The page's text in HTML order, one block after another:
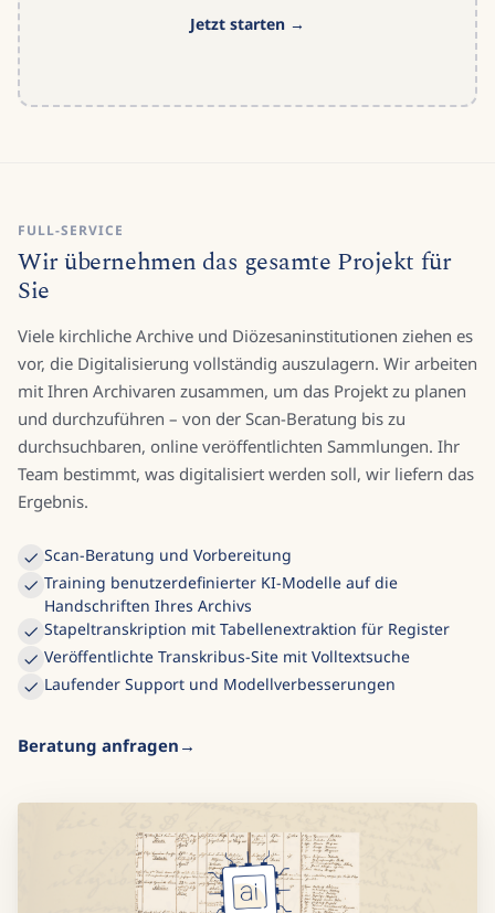
Jetzt starten
FULL-SERVICE
Wir übernehmen das gesamte Projekt für
Sie
Viele kirchliche Archive und Diözesaninstitutionen ziehen es
vor, die Digitalisierung vollständig auszulagern. Wir arbeiten
mit Ihren Archivaren zusammen, um das Projekt zu planen
und durchzuführen – von der Scan-Beratung bis zu
durchsuchbaren, online veröffentlichten Sammlungen. Ihr
Team bestimmt, was digitalisiert werden soll, wir liefern das
Ergebnis.
Scan-Beratung und Vorbereitung
Training benutzerdefinierter KI-Modelle auf die
Handschriften Ihres Archivs
Stapeltranskription mit Tabellenextraktion für Register
Veröffentlichte Transkribus-Site mit Volltextsuche
Laufender Support und Modellverbesserungen
Beratung anfragen